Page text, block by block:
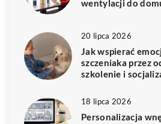
wentylacji do
20 lipca 2026
Jak wspierać
szczeniaka przez
szkolenie i
18 lipca 2026
Personalizacja